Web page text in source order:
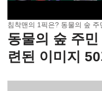
침착맨의 1픽은? 동물의 숲
동물의 숲 주
련된 이미지